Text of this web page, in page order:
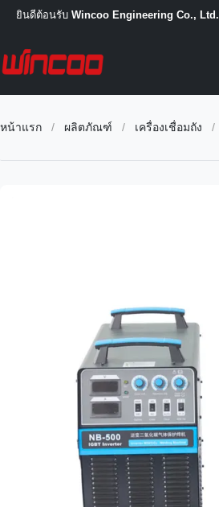
ยินดีต้อนรับ Wincoo Engineering Co., Ltd.
หน้าแรก / ผลิตภัณฑ์ / เครื่องเชื่อมถัง /